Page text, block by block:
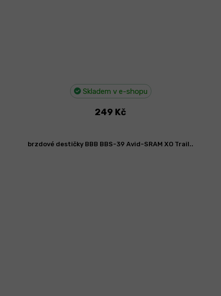
Skladem v e-shopu
249 Kč
brzdové destičky BBB BBS-39 Avid-SRAM XO Trail..